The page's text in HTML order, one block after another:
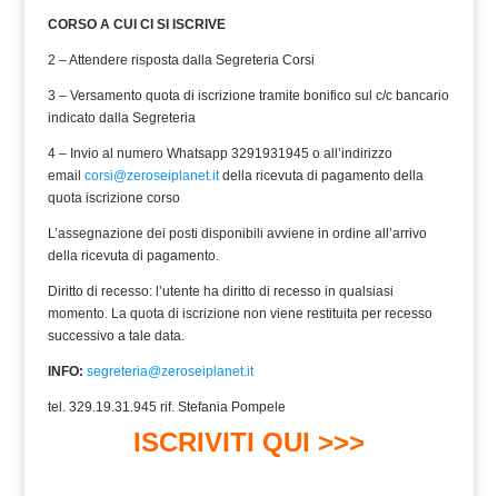
CORSO A CUI CI SI ISCRIVE
2 – Attendere risposta dalla Segreteria Corsi
3 – Versamento quota di iscrizione tramite bonifico sul c/c bancario
indicato dalla Segreteria
4 – Invio al numero Whatsapp 3291931945 o all’indirizzo
email corsi@zeroseiplanet.itdella ricevuta di pagamento della
quota iscrizione corso
L’assegnazione dei posti disponibili avviene in ordine all’arrivo
della ricevuta di pagamento.
Diritto di recesso: l’utente ha diritto di recesso in qualsiasi
momento. La quota di iscrizione non viene restituita per recesso
successivo a tale data.
INFO: segreteria@zeroseiplanet.it
tel. 329.19.31.945 rif. Stefania Pompele
ISCRIVITI QUI >>>